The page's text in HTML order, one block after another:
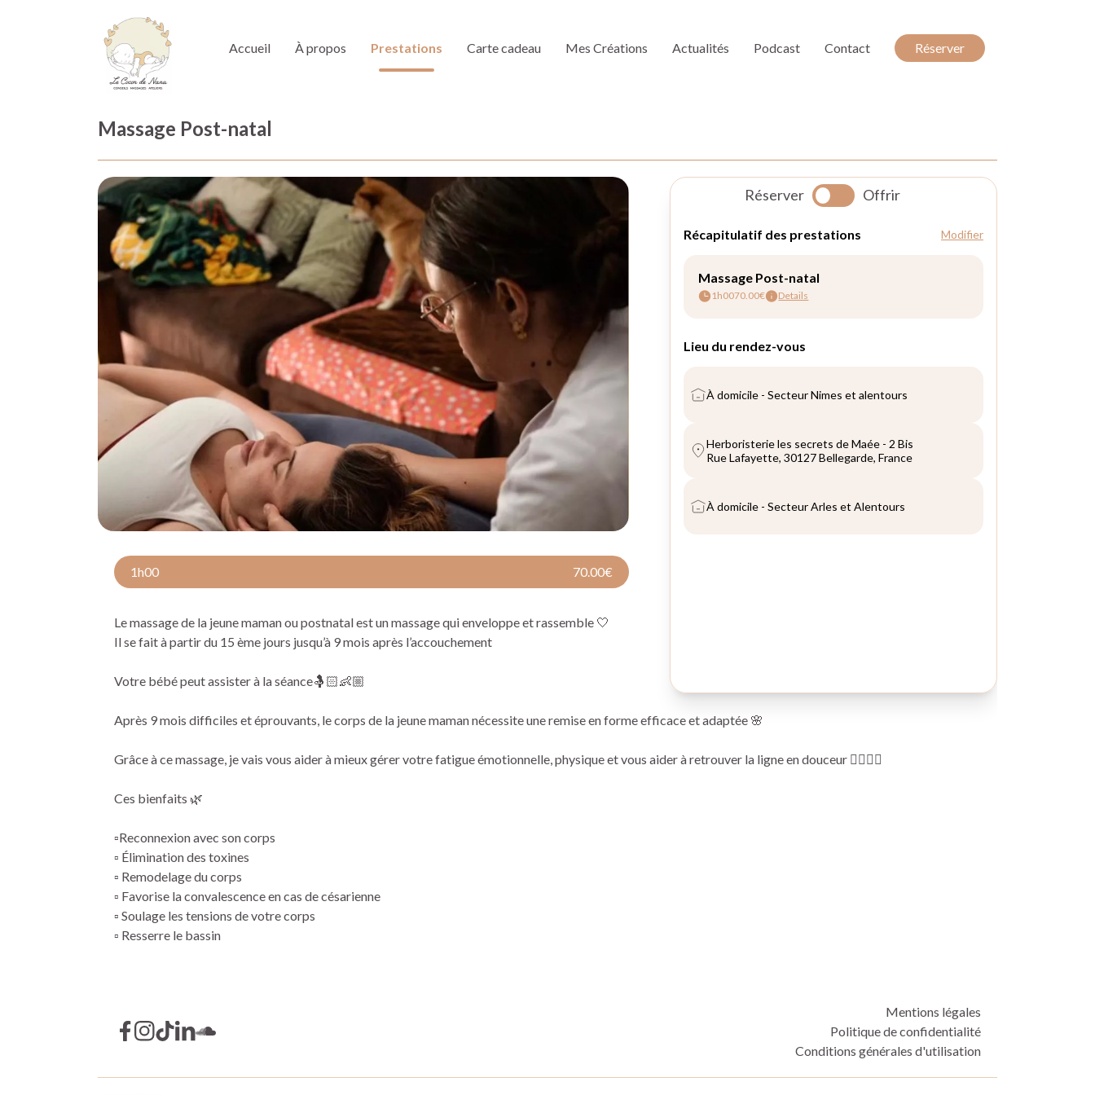
Accueil À propos Prestations Carte cadeau Mes Créations Actualités Podcast Contact Réserver
Massage Post-natal
Réserver Offrir
1h00 70.00€
Le massage de la jeune maman ou postnatal est un massage qui enveloppe et rassemble 🤍
Il se fait à partir du 15 ème jours jusqu’à 9 mois après l’accouchement
Votre bébé peut assister à la séance🤱🏻👶🏼
Après 9 mois difficiles et éprouvants, le corps de la jeune maman nécessite une remise en forme efficace et adaptée 🌸
Grâce à ce massage, je vais vous aider à mieux gérer votre fatigue émotionnelle, physique et vous aider à retrouver la ligne en douceur 💆🏼‍♀️✨
Ces bienfaits 🌿
▫️Reconnexion avec son corps
▫️ Élimination des toxines
▫️ Remodelage du corps
▫️ Favorise la convalescence en cas de césarienne
▫️ Soulage les tensions de votre corps
▫️ Resserre le bassin
Mentions légales
Politique de confidentialité
Conditions générales d'utilisation